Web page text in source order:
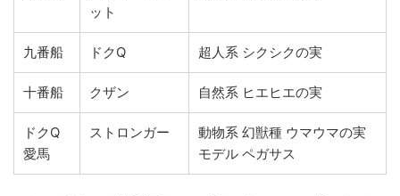
ット
九番船 ドクQ 超人系 シクシクの実
十番船 クザン 自然系 ヒエヒエの実
ドクQ
愛馬
ストロンガー
動物系 幻獣種 ウマウマの実
モデル ペガサス